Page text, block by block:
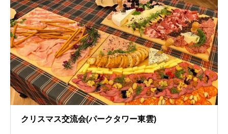
クリスマス交流会(パークタワー東雲)